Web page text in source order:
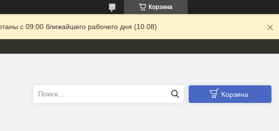
Корзина
с 09:00 ближайшего рабочего дня (10.08)
Корзина